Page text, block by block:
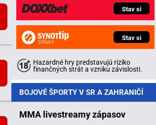
Stav si
Stav si
Hazardné hry predstavujú riziko
finančných strát a vzniku závislosti.
BOJOVÉ ŠPORTY V SR A ZAHRANIČÍ
MMA livestreamy zápasov